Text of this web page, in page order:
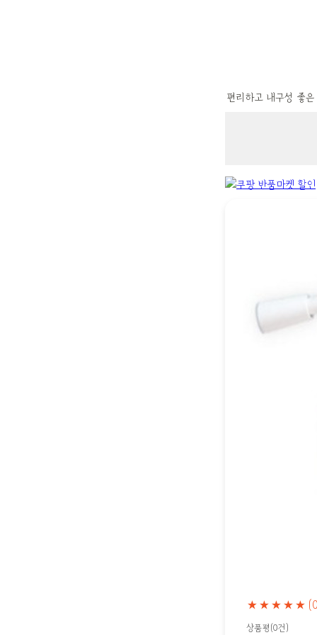
편리하고 내구성 좋
★★★★★
상품평(0건)